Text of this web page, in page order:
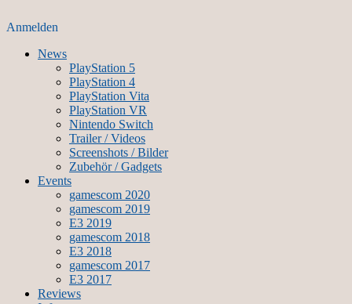
Anmelden
News
PlayStation 5
PlayStation 4
PlayStation Vita
PlayStation VR
Nintendo Switch
Trailer / Videos
Screenshots / Bilder
Zubehör / Gadgets
Events
gamescom 2020
gamescom 2019
E3 2019
gamescom 2018
E3 2018
gamescom 2017
E3 2017
Reviews